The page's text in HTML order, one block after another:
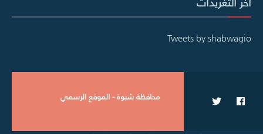
Tweets by shabwagio
محافظة شبوة - الموقع الرسمي